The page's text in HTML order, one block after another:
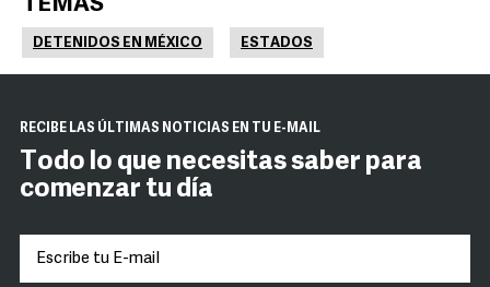
TEMAS
DETENIDOS EN MÉXICO ESTADOS
RECIBE LAS ÚLTIMAS NOTICIAS EN TU E-MAIL
Todo lo que necesitas saber para
comenzar tu día